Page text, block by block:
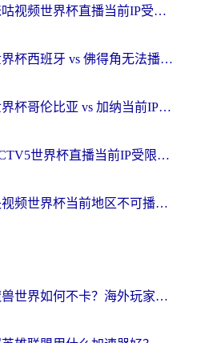
在海外看咪咕视频世界杯直播当前IP受限制？这篇指南帮你搞定所有体育赛事观看难题
在国外看世界杯西班牙 vs 佛得角无法播放？这篇指南帮你解锁所有中文体育直播
在海外看世界杯哥伦比亚 vs 加纳当前IP受限制？这篇指南帮你流畅看中文解说赛事
在越南看CCTV5世界杯直播当前IP受限制？海外党体育观赛终极指南来了
在日本看央视频世界杯当前地区不可播放？海外党体育观赛终极指南
在欧洲打魔兽世界如何不卡？海外玩家的国服游戏加速终极攻略